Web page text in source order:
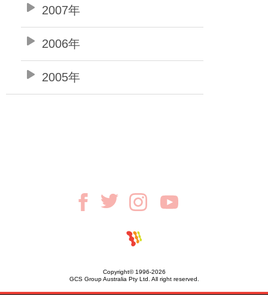
2007年
2006年
2005年
Copyright© 1996-2026
GCS Group Australia Pty Ltd. All right reserved.